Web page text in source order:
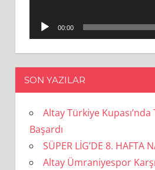
00:00
SON YAZILAR
Altay Türkiye Kupası’nda
Başardı
SÜPER LİG’DE 8. HAFTA
Altay Ümraniyespor